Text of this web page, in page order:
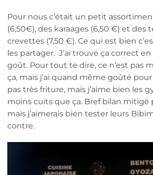
Pour nous c’était un petit
(6,50€), des karaages (6,50 €) et des
crevettes (7,50 €). Ce qui est bien
les partager. J’ai trouvé ça correct
goût. Pour tout te dire, ce n’est pas
ça, mais j’ai quand même goûté
pas très friture, mais j’aime bien les
moins cuits que ça. Bref bilan mitigé
mais j’aimerais bien tester leurs
contre.